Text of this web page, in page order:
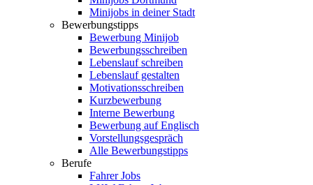
Minijobs in deiner Stadt
Bewerbungstipps
Bewerbung Minijob
Bewerbungsschreiben
Lebenslauf schreiben
Lebenslauf gestalten
Motivationsschreiben
Kurzbewerbung
Interne Bewerbung
Bewerbung auf Englisch
Vorstellungsgespräch
Alle Bewerbungstipps
Berufe
Fahrer Jobs